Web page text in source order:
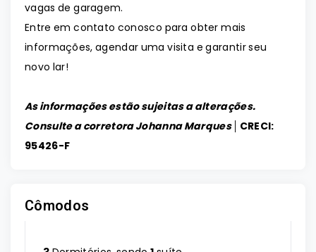
vagas de garagem.
Entre em contato conosco para obter mais
informações, agendar uma visita e garantir seu
novo lar!
As informações estão sujeitas a alterações.
Consulte a corretora Johanna Marques │ CRECI:
95426-F
Cômodos